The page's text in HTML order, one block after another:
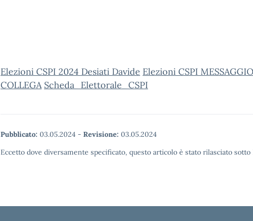
Elezioni CSPI 2024 Desiati Davide Elezioni CSPI MESSAGGIO
COLLEGA Scheda_Elettorale_CSPI
Pubblicato: 03.05.2024 - Revisione: 03.05.2024
Eccetto dove diversamente specificato, questo articolo è stato rilasciato